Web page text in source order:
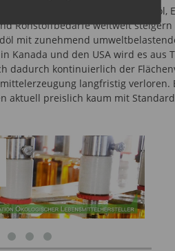
werden heutzutage meist aus
Rohstoffbedarfe weltweit
mit zunehmend
Kanada und den USA wird es
dadurch kontinuierlich der
langfristig
aktuell preislich kaum mit